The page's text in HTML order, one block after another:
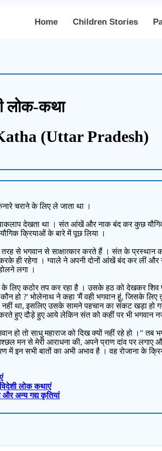
Home Children Stories
लोक-कथा
(Uttar Pradesh)
चराने के लिए ले जाता था ।
देखता था । संत आंखें और नाक बंद कर कुछ
क्रियाओं के बारे में पूछ लिया ।
से भगवान से साक्षात्कार करते हैं । संत के प्रस्थान
ही रहेगा । ग्वाले ने अपनी दोनों आंखें बंद कर लीं
लगा ।
के लिए कठोर तप कर रहा है । उसके हठ को देखकर
हो ?' भोलेनाथ ने कहा 'मैं वही भगवान हूं, जिसके
था, इसलिए उसके सामने पहचान का संकट खड़ा हो
हुए दौड़े हुए आये लेकिन संत को कहीं पर भी भगवान
हो तो साधु महाराज को दिख क्यों नहीं रहे हो ।"
मन से मेरी आराधना की, अपने प्राण दांव पर
में इन सभी बातों का अभी अभाव है । वह रोजाना के
लोक कथाएं
और अन्य गद्य कृतियां